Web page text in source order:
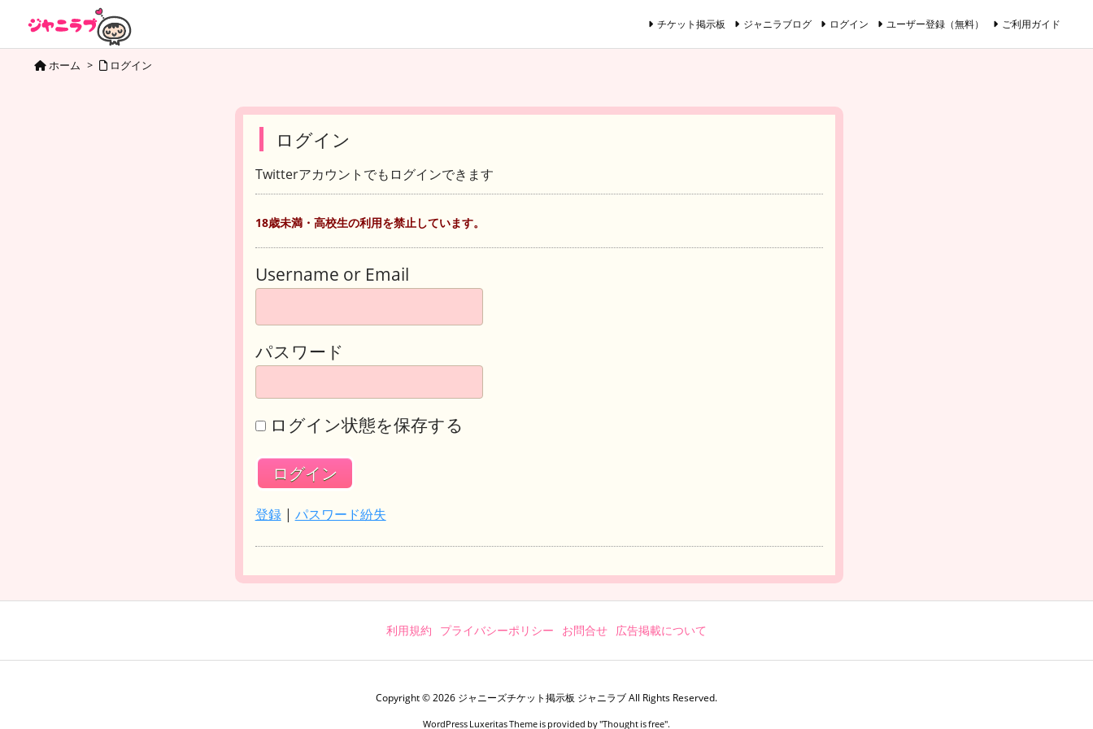
チケット掲示板 ジャニラブログ ログイン ユーザー登録（無料） ご利用ガイド
ホーム > ログイン
ログイン
Twitterアカウントでもログインできます
18歳未満・高校生の利用を禁止しています。
Username or Email
パスワード
ログイン状態を保存する
登録| パスワード紛失
利用規約 プライバシーポリシー お問合せ 広告掲載について
Copyright ©2026 ジャニーズチケット掲示板 ジャニラブAll Rights Reserved.
WordPress Luxeritas Theme is provided by "Thought is free".